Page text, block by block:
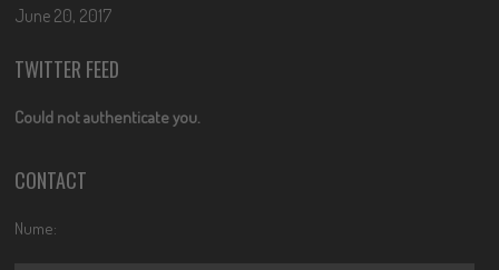
June 20, 2017
TWITTER FEED
Could not authenticate you.
CONTACT
Nume: